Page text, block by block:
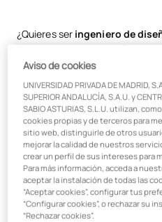
¿Quieres ser ingeniero de
especializarte en diseño de
nos centramos en una
necesidad en la sociedad, a la
un Grado en Ingeniería en
Producto.
Si quieres que tuapuesta de
diseño industrial y
tendrás que ir familiarizándote
profesionales han de seguir
producto industrial que se
cualquier actividad profesional.
Aviso de cookies
UNIVERSIDAD PRIVADA DE MADRID,
SUPERIOR ANDALUCÍA, S.A.U. y
SABIO ASTURIAS, S.L.U. utilizan,
cookies propias y de terceros para
sitio web, distinguirle de otros
mejorar la calidad de nuestros
crear un perfil de sus intereses para
Para más información, acceda a
aceptar la instalación de todas las
“Aceptar cookies”, configurar tus
“Configurar cookies”, o rechazar su
“Rechazar cookies”.